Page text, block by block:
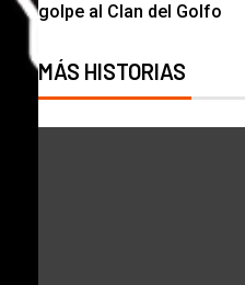
golpe al Clan del Golfo
MÁS HISTORIAS